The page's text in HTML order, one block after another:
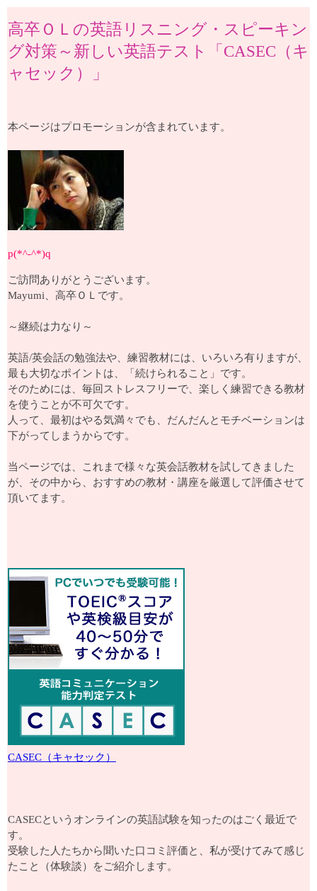
高卒ＯＬの英語リスニング・スピーキン
グ対策～新しい英語テスト「CASEC（キ
ャセック）」
本ページはプロモーションが含まれています。
p(*^-^*)q
ご訪問ありがとうございます。
Mayumi、高卒ＯＬです。
～継続は力なり～
英語/英会話の勉強法や、練習教材には、いろいろ有りますが、
最も大切なポイントは、「続けられること」です。
そのためには、毎回ストレスフリーで、楽しく練習できる教材
を使うことが不可欠です。
人って、最初はやる気満々でも、だんだんとモチベーションは
下がってしまうからです。
当ページでは、これまで様々な英会話教材を試してきました
が、その中から、おすすめの教材・講座を厳選して評価させて
頂いてます。
CASEC（キャセック）
CASECというオンラインの英語試験を知ったのはごく最近で
す。
受験した人たちから聞いた口コミ評価と、私が受けてみて感じ
たこと（体験談）をご紹介します。